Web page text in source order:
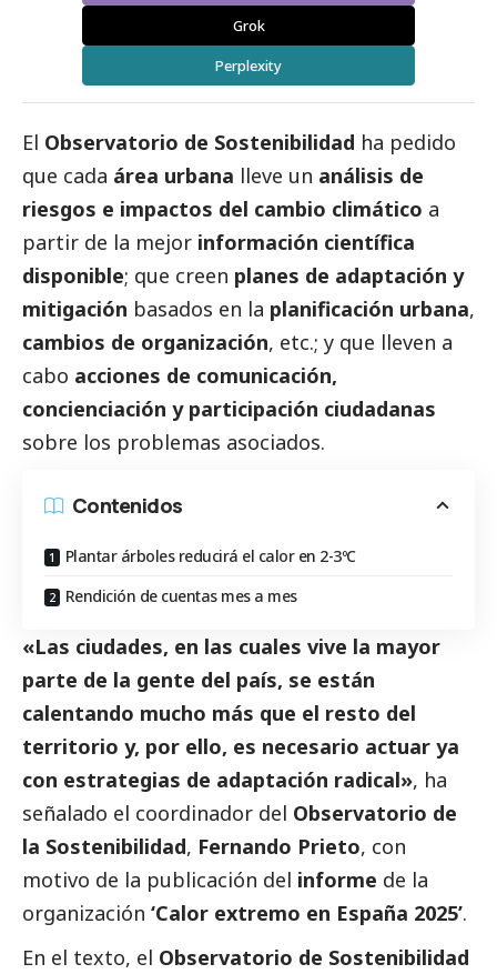
Grok
Perplexity
El Observatorio de Sostenibilidad ha pedido
que cada área urbana lleve un análisis de
riesgos e impactos del cambio climático a
partir de la mejor información científica
disponible; que creen planes de adaptación y
mitigación basados en la planificación urbana,
cambios de organización, etc.; y que lleven a
cabo acciones de comunicación,
concienciación y participación ciudadanas
sobre los problemas asociados.
Contenidos
Plantar árboles reducirá el calor en 2-3ºC
Rendición de cuentas mes a mes
«Las ciudades, en las cuales vive la mayor
parte de la gente del país, se están
calentando mucho más que el resto del
territorio y, por ello, es necesario actuar ya
con estrategias de adaptación radical», ha
señalado el coordinador del Observatorio de
la Sostenibilidad, Fernando Prieto, con
motivo de la publicación del informe de la
organización ‘Calor extremo en España 2025’.
En el texto, el Observatorio de Sostenibilidad